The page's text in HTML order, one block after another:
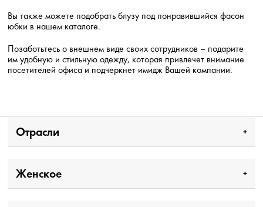
Вы также можете подобрать блузу под понравившийся фасон
юбки в нашем каталоге.
Позаботьтесь о внешнем виде своих сотрудников – подарите
им удобную и стильную одежду, которая привлечет внимание
посетителей офиса и подчеркнет имидж Вашей компании.
Отрасли
Женское